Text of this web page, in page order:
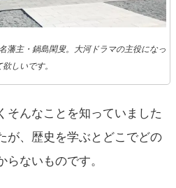
藩主・鍋島閑叟。大河ドラマの主役になっ
欲しいです。
そんなことを知っていました
が、歴史を学ぶとどこでどの
らないものです。